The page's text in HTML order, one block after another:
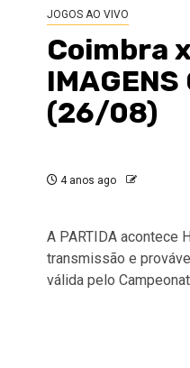
JOGOS AO VIVO
Coimbra
(26/08)
4 anos ago
A PARTIDA acontece
transmissão e
válida pelo